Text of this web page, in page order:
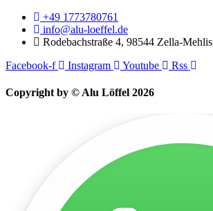
+49 1773780761
info@alu-loeffel.de
Rodebachstraße 4, 98544 Zella-Mehlis
Facebook-f
Instagram Youtube Rss
Copyright by © Alu Löffel 2026